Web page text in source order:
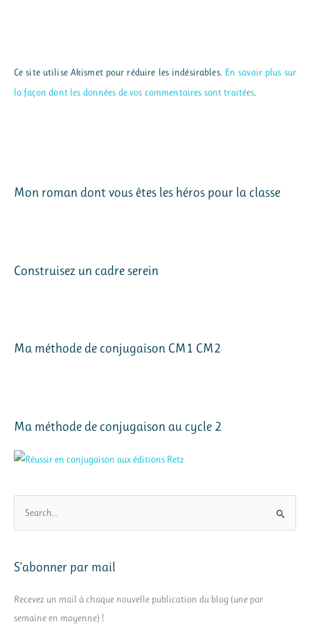
Ce site utilise Akismet pour réduire les indésirables. En savoir plus sur
la façon dont les données de vos commentaires sont traitées.
Mon roman dont vous êtes les héros pour la classe
Construisez un cadre serein
Ma méthode de conjugaison CM1 CM2
Ma méthode de conjugaison au cycle 2
h
r
c
S’abonner par mail
Recevez un mail à chaque nouvelle publication du blog (une par
semaine en moyenne) !